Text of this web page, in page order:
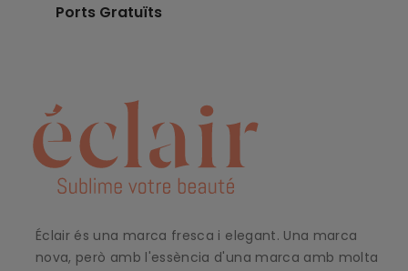
Ports Gratuïts
Éclair és una marca fresca i elegant. Una marca
nova, però amb l'essència d'una marca amb molta